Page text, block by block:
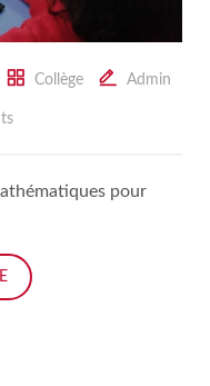
Collège Admin
pour